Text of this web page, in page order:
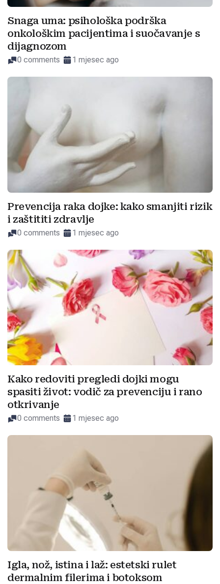
Snaga uma: psihološka podrška
onkološkim pacijentima i suočavanje s
dijagnozom
0 comments 1 mjesec ago
Prevencija raka dojke: kako smanjiti rizik
i zaštititi zdravlje
0 comments 1 mjesec ago
Kako redoviti pregledi dojki mogu
spasiti život: vodič za prevenciju i rano
otkrivanje
0 comments 1 mjesec ago
Igla, nož, istina i laž: estetski rulet
dermalnim filerima i botoksom